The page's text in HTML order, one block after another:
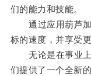
们的能力和技能。
通过应用葫芦加
标的速度，并享受
无论是在事业上
们提供了一个全新